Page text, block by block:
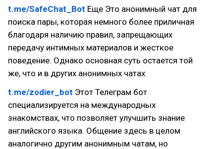
t.me/SafeChat_Bot Еще Это анонимный чат для
поиска пары, которая немного более приличная
благодаря наличию правил, запрещающих
передачу интимных материалов и жесткое
поведение. Однако основная суть остается той
же, что и в других анонимных чатах
t.me/zodier_bot Этот Телеграм бот
специализируется на международных
знакомствах, что позволяет улучшить знание
английского языка. Общение здесь в целом
аналогично другим анонимным чатам, но